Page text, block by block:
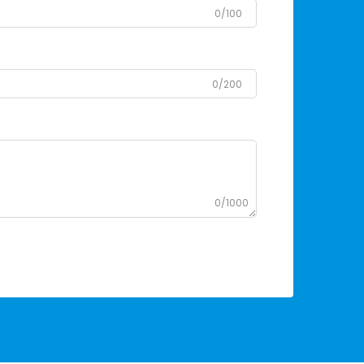
0/100
0/200
0/1000